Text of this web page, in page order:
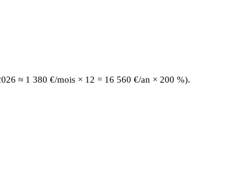
≈ 1 380 €/mois × 12 = 16 560 €/an × 200 %).